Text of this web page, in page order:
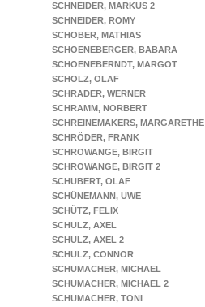
SCHNEIDER, MARKUS 2
SCHNEIDER, ROMY
SCHOBER, MATHIAS
SCHOENEBERGER, BABARA
SCHOENEBERNDT, MARGOT
SCHOLZ, OLAF
SCHRADER, WERNER
SCHRAMM, NORBERT
SCHREINEMAKERS, MARGARETHE
SCHRÖDER, FRANK
SCHROWANGE, BIRGIT
SCHROWANGE, BIRGIT 2
SCHUBERT, OLAF
SCHÜNEMANN, UWE
SCHÜTZ, FELIX
SCHULZ, AXEL
SCHULZ, AXEL 2
SCHULZ, CONNOR
SCHUMACHER, MICHAEL
SCHUMACHER, MICHAEL 2
SCHUMACHER, TONI